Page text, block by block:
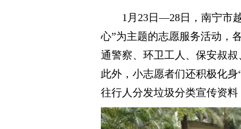
1月23日—28日，南宁市
心”为主题的志愿服务活动，
通警察、环卫工人、保安叔
此外，小志愿者们还积极化
往行人分发垃圾分类宣传